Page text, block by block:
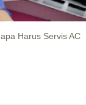
Harus Servis AC